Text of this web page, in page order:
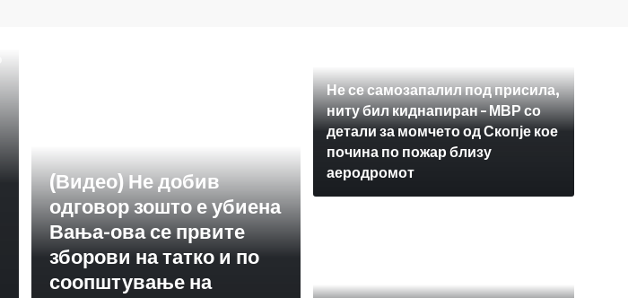
(Видео) Не добив
одговор зошто е убиена
Вања-ова се првите
зборови на татко и по
соопштување на
Не се самозапалил под присила,
ниту бил киднапиран – МВР со
детали за момчето од Скопје кое
почина по пожар близу
аеродромот